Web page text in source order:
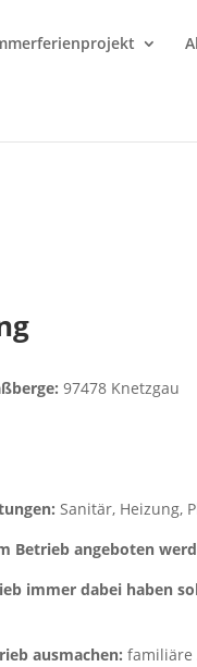
97478 Knetzgau
Sanitär, Heizung,
Betrieb angeboten
immer dabei haben
ausmachen: familiäre